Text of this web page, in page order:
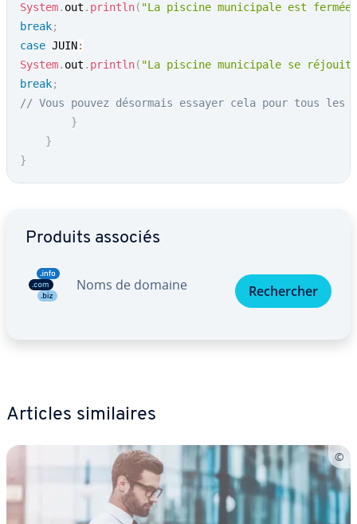
System. out . println( "La piscine municipale est
break;
case JUIN:
System. out . println( "La piscine municipale se
break;
// Vous pouvez désormais essayer cela pour tous les
}
}
}
Produits associés
Noms de domaine Re­cher­cher
Articles si­mi­laires